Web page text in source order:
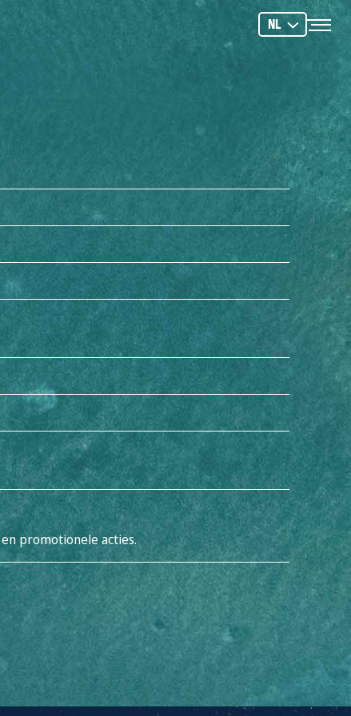
SNORKELEN
KAYAKEN & MEER
promotionele acties.